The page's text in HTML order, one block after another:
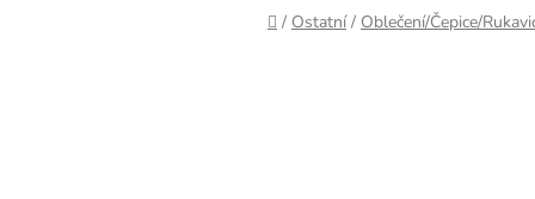
Domů
/ Ostatní / Oblečení/Čepice/